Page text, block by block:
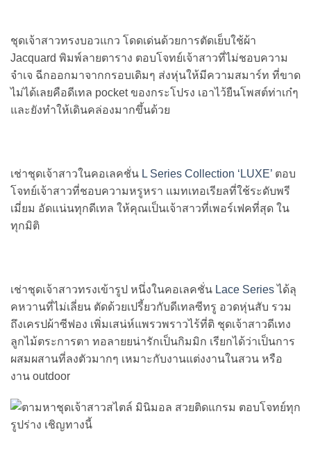
ชุดเจ้าสาวทรงบอวแกว โดดเด่นด้วยการตัดเย็บใช้ผ้า
Jacquard พิมพ์ลายตาราง ตอบโจทย์เจ้าสาวที่ไม่ชอบความ
จำเจ ฉีกออกมาจากกรอบเดิมๆ ส่งหุ่นให้มีความสมาร์ท ที่ขาด
ไม่ได้เลยคือดีเทล pocket ของกระโปรง เอาไว้ยืนโพสต์ท่าเก๋ๆ
และยังทำให้เดินคล่องมากขึ้นด้วย
เช่าชุดเจ้าสาวในคอเลคชั่น L Series Collection ‘LUXE’ ตอบ
โจทย์เจ้าสาวที่ชอบความหรูหรา แมทเทอเรียลที่ใช้ระดับพรี
เมี่ยม อัดแน่นทุกดีเทล ให้คุณเป็นเจ้าสาวที่เพอร์เฟคที่สุด ใน
ทุกมิติ
เช่าชุดเจ้าสาวทรงเข้ารูป หนึ่งในคอเลคชั่น Lace Seriesได้ลุ
คหวานที่ไม่เลี่ยน ตัดด้วยเปรี้ยวกับดีเทลซีทรู อวดหุ่นสับ รวม
ถึงเครปผ้าซีฟอง เพิ่มเสน่ห์แพรวพราวไร้ที่ติ ชุดเจ้าสาวดีเทง
ลูกไม้ตระการตา ทอลายยน่ารักเป็นกิมมิก เรียกได้ว่าเป็นการ
ผสมผสานที่ลงตัวมากๆ เหมาะกับงานแต่งงานในสวน หรือ
งาน outdoor